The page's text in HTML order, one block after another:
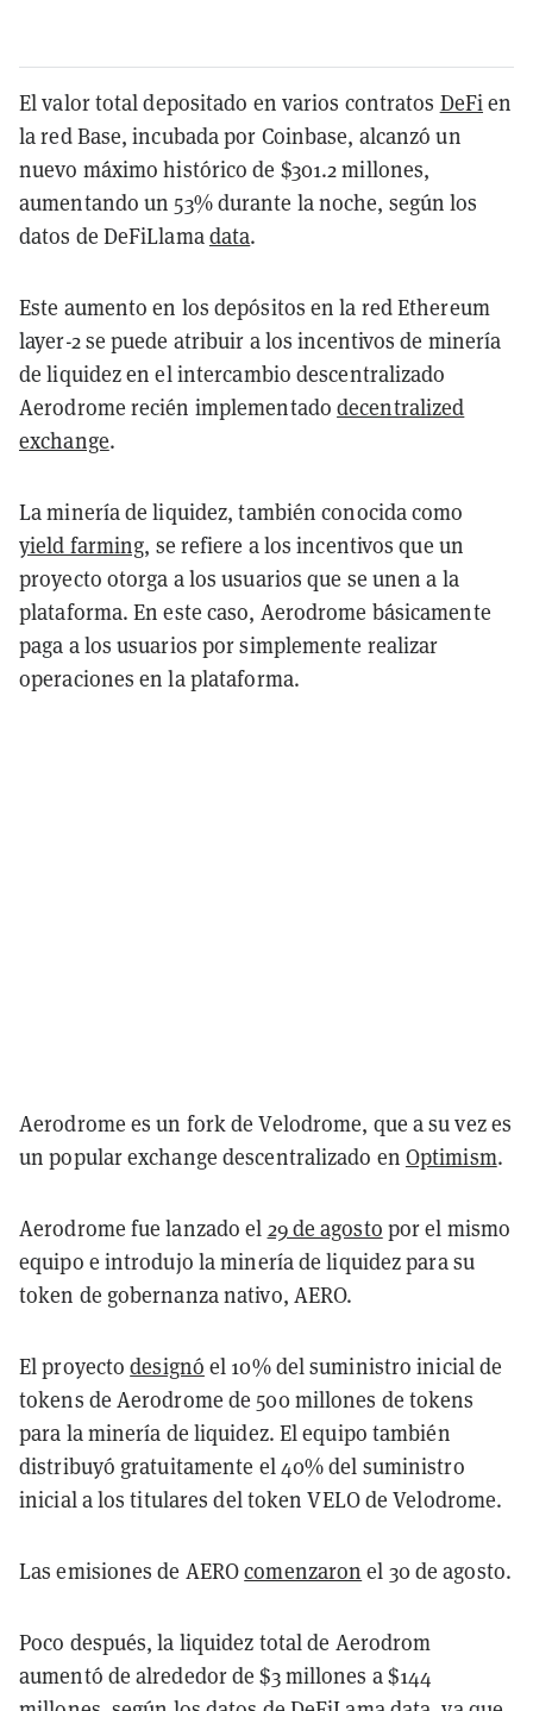
El valor total depositado en varios contratos DeFien
la red Base, incubada por Coinbase, alcanzó un
nuevo máximo histórico de $301.2 millones,
aumentando un 53% durante la noche, según los
datos de DeFiLlamadata.
Este aumento en los depósitos en la red Ethereum
layer-2 se puede atribuir a los incentivos de minería
de liquidez en el intercambio descentralizado
Aerodrome recién implementadodecentralized
exchange.
La minería de liquidez, también conocida como
yield farming, se refiere a los incentivos que un
proyecto otorga a los usuarios que se unen a la
plataforma. En este caso, Aerodrome básicamente
paga a los usuarios por simplemente realizar
operaciones en la plataforma.
Aerodrome es un fork de Velodrome, que a su vez es
un popular exchange descentralizado en Optimism.
Aerodrome fue lanzado el 29 de agosto por el mismo
equipo e introdujo la minería de liquidez para su
token de gobernanza nativo, AERO.
El proyectodesignó el 10% del suministro inicial de
tokens de Aerodrome de 500 millones de tokens
para la minería de liquidez. El equipo también
distribuyó gratuitamente el 40% del suministro
inicial a los titulares del token VELO de Velodrome.
Las emisiones de AEROcomenzaron el 30 de agosto.
Poco después, la liquidez total de Aerodrom
aumentó de alrededor de $3 millones a $144